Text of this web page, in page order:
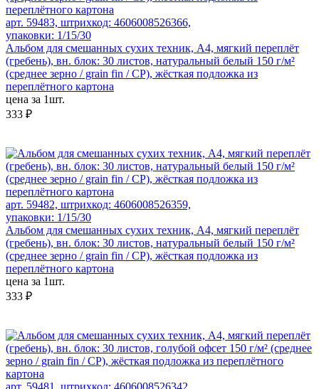
арт. 59483, штрихкод: 4606008526366,
упаковки: 1/15/30
Альбом для смешанных сухих техник, А4, мягкий переплёт
(гребень), вн. блок: 30 листов, натуральный белый 150 г/м²
(среднее зерно / grain fin / CP), жёсткая подложка из
переплётного картона
цена за 1шт.
333 ₽
арт. 59482, штрихкод: 4606008526359,
упаковки: 1/15/30
Альбом для смешанных сухих техник, А4, мягкий переплёт
(гребень), вн. блок: 30 листов, натуральный белый 150 г/м²
(среднее зерно / grain fin / CP), жёсткая подложка из
переплётного картона
цена за 1шт.
333 ₽